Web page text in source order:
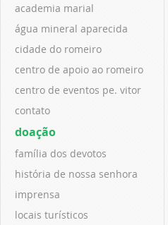
academia marial
água mineral aparecida
cidade do romeiro
centro de apoio ao romeiro
centro de eventos pe. vitor
contato
doação
família dos devotos
história de nossa senhora
imprensa
locais turísticos